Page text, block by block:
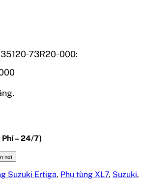
73R20-000:
– 24/7)
nơi
Suzuki Ertiga, Phụ tùng XL7, Suzuki,